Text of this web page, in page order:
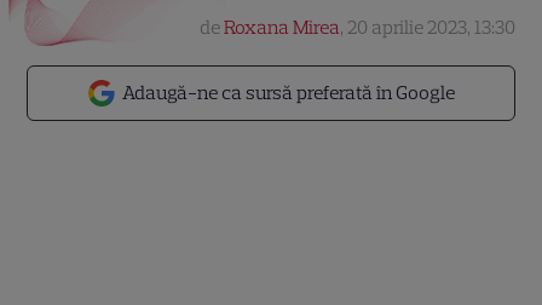
Adaugă-ne ca sursă preferată în Google
deRoxana Mirea, 20 aprilie 2023, 13:30